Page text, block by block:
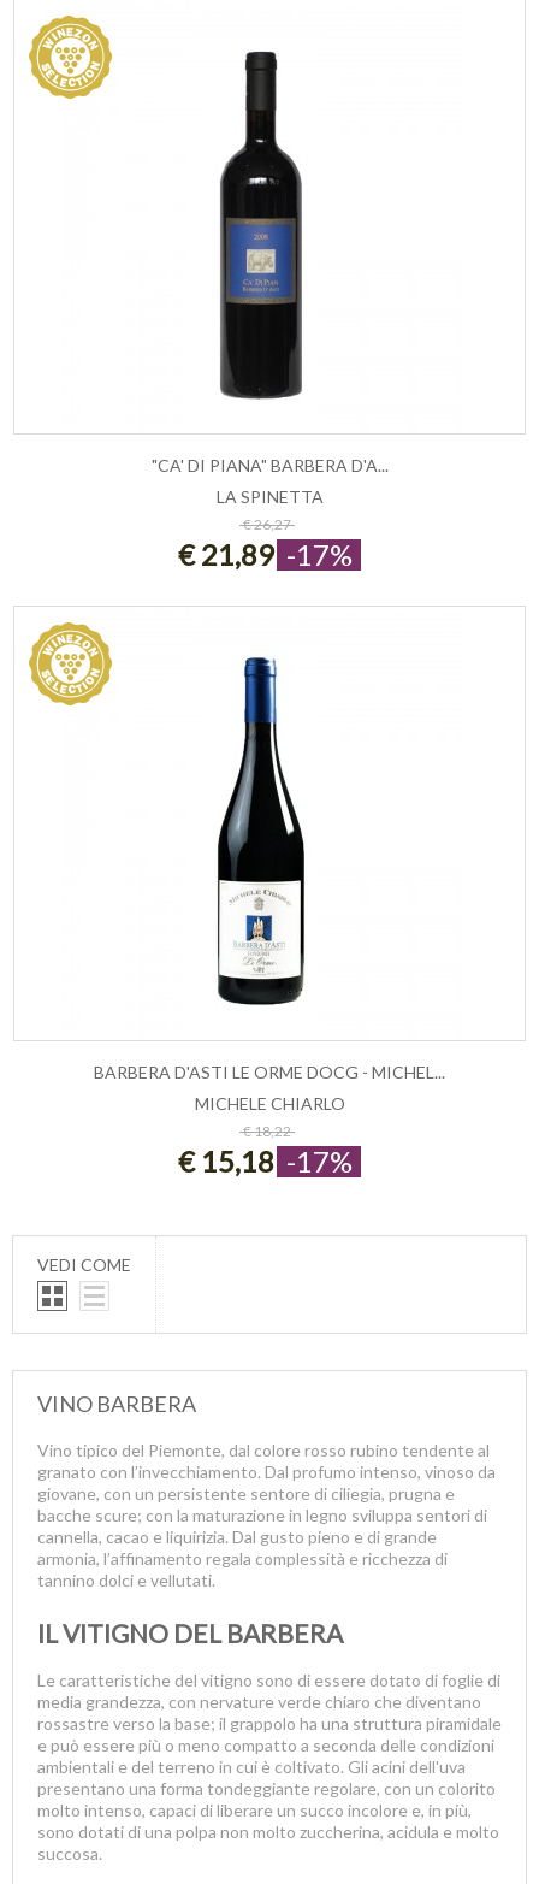
ESAURITO
"CA' DI PIANA" BARBERA D'A...
LA SPINETTA
€ 26,27
€ 21,89 -17%
ESAURITO
BARBERA D'ASTI LE ORME DOCG - MICHEL...
MICHELE CHIARLO
€ 18,22
€ 15,18 -17%
VEDI COME
VINO BARBERA
Vino tipico del Piemonte, dal colore rosso rubino tendente al
granato con l’invecchiamento. Dal profumo intenso, vinoso da
giovane, con un persistente sentore di ciliegia, prugna e
bacche scure; con la maturazione in legno sviluppa sentori di
cannella, cacao e liquirizia. Dal gusto pieno e di grande
armonia, l’affinamento regala complessità e ricchezza di
tannino dolci e vellutati.
IL VITIGNO DEL BARBERA
Le caratteristiche del vitigno sono di essere dotato di foglie di
media grandezza, con nervature verde chiaro che diventano
rossastre verso la base; il grappolo ha una struttura piramidale
e può essere più o meno compatto a seconda delle condizioni
ambientali e del terreno in cui è coltivato. Gli acini dell'uva
presentano una forma tondeggiante regolare, con un colorito
molto intenso, capaci di liberare un succo incolore e, in più,
sono dotati di una polpa non molto zuccherina, acidula e molto
succosa.